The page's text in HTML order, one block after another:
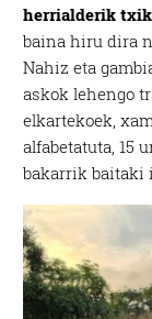
herrialderik
baina hiru dira
Nahiz eta
askok lehengo
elkartekoek,
alfabetatuta, 15
bakarrik baitaki